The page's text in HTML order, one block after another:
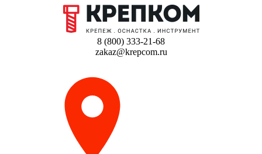
8 (800) 333-21-68
zakaz@krepcom.ru